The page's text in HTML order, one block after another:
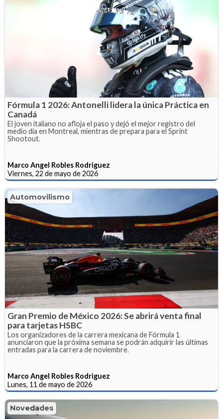
Fórmula 1 2026: Antonelli lidera la única Práctica en
Canadá
El joven italiano no afloja el paso y dejó el mejor registro del
medio día en Montreal, mientras de prepara para el Sprint
Shootout.
Marco Angel Robles Rodriguez
Viernes, 22 de mayo de 2026
Automovilismo
Gran Premio de México 2026: Se abrirá venta final
para tarjetas HSBC
Los organizadores de la carrera mexicana de Fórmula 1
anunciaron que la próxima semana se podrán adquirir las últimas
entradas para la carrera de noviembre.
Marco Angel Robles Rodriguez
Lunes, 11 de mayo de 2026
Novedades